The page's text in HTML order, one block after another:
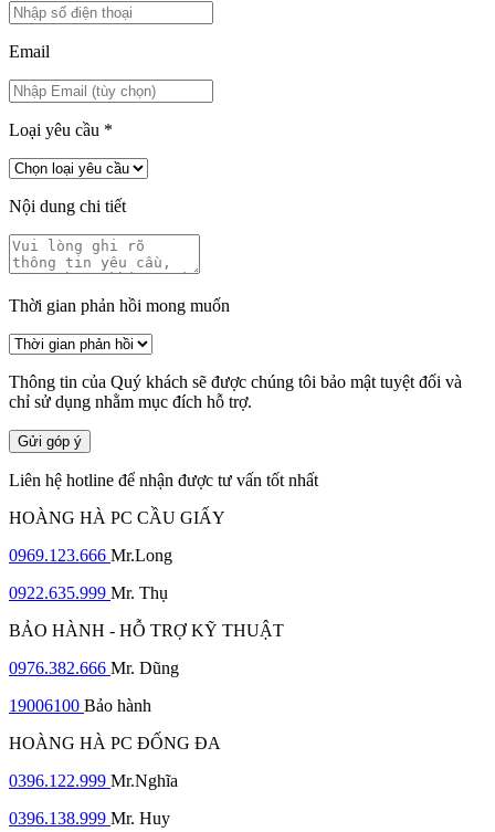
Email
Loại yêu cầu *
Nội dung chi tiết
Thời gian phản hồi mong muốn
Thông tin của Quý khách sẽ được chúng tôi bảo mật tuyệt đối và
chỉ sử dụng nhằm mục đích hỗ trợ.
Gửi góp ý
Liên hệ hotline để nhận được tư vấn tốt nhất
HOÀNG HÀ PC CẦU GIẤY
0969.123.666 Mr.Long
0922.635.999 Mr. Thụ
BẢO HÀNH - HỖ TRỢ KỸ THUẬT
0976.382.666 Mr. Dũng
19006100 Bảo hành
HOÀNG HÀ PC ĐỐNG ĐA
0396.122.999 Mr.Nghĩa
0396.138.999 Mr. Huy